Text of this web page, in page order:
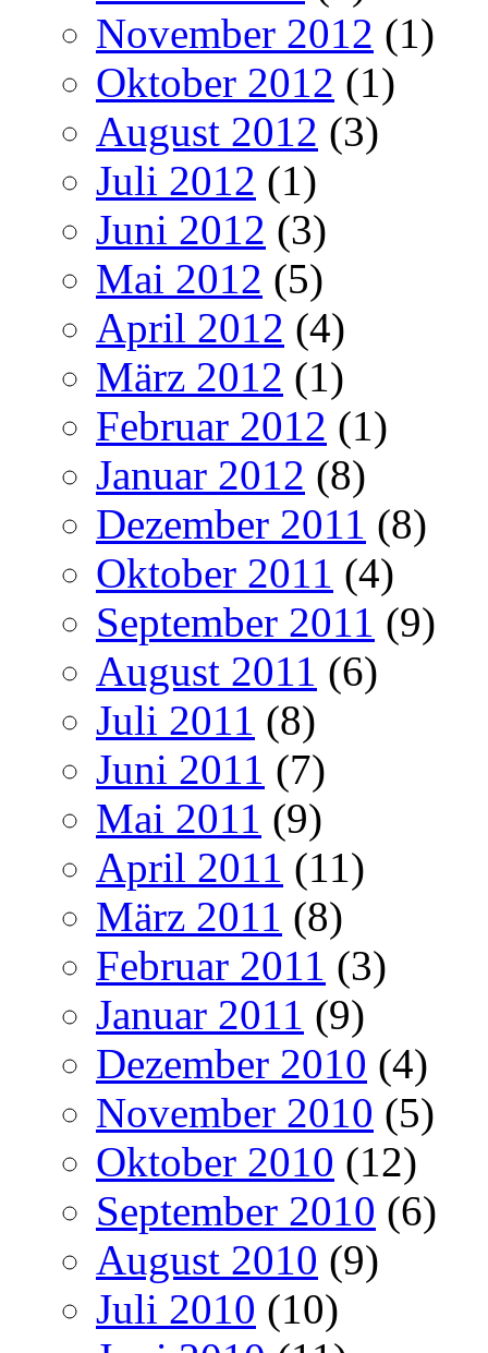
November 2012 (1)
Oktober 2012 (1)
August 2012 (3)
Juli 2012 (1)
Juni 2012 (3)
Mai 2012 (5)
April 2012 (4)
März 2012 (1)
Februar 2012 (1)
Januar 2012 (8)
Dezember 2011 (8)
Oktober 2011 (4)
September 2011 (9)
August 2011 (6)
Juli 2011 (8)
Juni 2011 (7)
Mai 2011 (9)
April 2011 (11)
März 2011 (8)
Februar 2011 (3)
Januar 2011 (9)
Dezember 2010 (4)
November 2010 (5)
Oktober 2010 (12)
September 2010 (6)
August 2010 (9)
Juli 2010 (10)